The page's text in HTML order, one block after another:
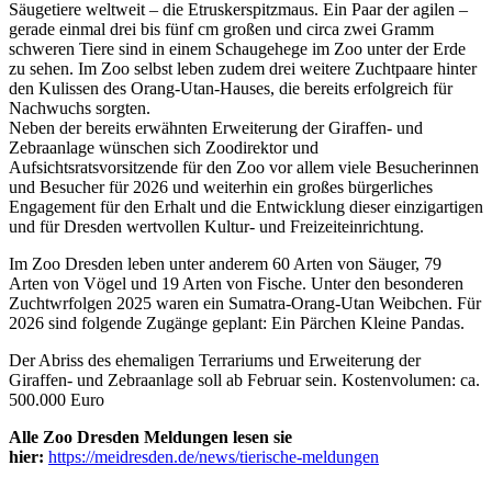
Säugetiere weltweit – die Etruskerspitzmaus. Ein Paar der agilen –
gerade einmal drei bis fünf cm großen und circa zwei Gramm
schweren Tiere sind in einem Schaugehege im Zoo unter der Erde
zu sehen. Im Zoo selbst leben zudem drei weitere Zuchtpaare hinter
den Kulissen des Orang-Utan-Hauses, die bereits erfolgreich für
Nachwuchs sorgten.
Neben der bereits erwähnten Erweiterung der Giraffen- und
Zebraanlage wünschen sich Zoodirektor und
Aufsichtsratsvorsitzende für den Zoo vor allem viele Besucherinnen
und Besucher für 2026 und weiterhin ein großes bürgerliches
Engagement für den Erhalt und die Entwicklung dieser einzigartigen
und für Dresden wertvollen Kultur- und Freizeiteinrichtung.
Im Zoo Dresden leben unter anderem 60 Arten von Säuger, 79
Arten von Vögel und 19 Arten von Fische. Unter den besonderen
Zuchtwrfolgen 2025 waren ein Sumatra-Orang-Utan Weibchen. Für
2026 sind folgende Zugänge geplant: Ein Pärchen Kleine Pandas.
Der Abriss des ehemaligen Terrariums und Erweiterung der
Giraffen- und Zebraanlage soll ab Februar sein. Kostenvolumen: ca.
500.000 Euro
Alle Zoo Dresden Meldungen lesen sie
hier: https://meidresden.de/news/tierische-meldungen